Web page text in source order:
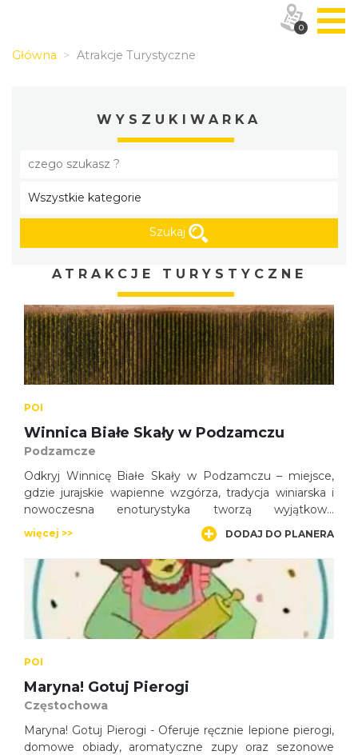
Główna Atrakcje Turystyczne
WYSZUKIWARKA
Szukaj
ATRAKCJE TURYSTYCZNE
POI
Winnica Białe Skały w Podzamczu
Podzamcze
Odkryj Winnicę Białe Skały w Podzamczu – miejsce,
gdzie jurajskie wapienne wzgórza, tradycja winiarska i
nowoczesna enoturystyka tworzą wyjątkowe
doświadczenie. Zwiedzaj winnicę, poznaj proces
powstawania wina i skosztuj lokalnych win w sercu Jury
Krakowsko-Częstochowskiej.
więcej >> DODAJ DO PLANERA
POI
Maryna! Gotuj Pierogi
Częstochowa
Maryna! Gotuj Pierogi - Oferuje ręcznie lepione pierogi,
domowe obiady, aromatyczne zupy oraz sezonowe
0